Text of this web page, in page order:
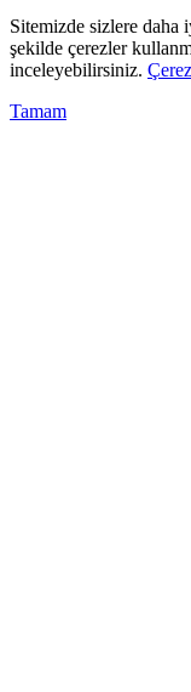
Sitemizde sizlere
şekilde çerezler
inceleyebilirsiniz.
Tamam